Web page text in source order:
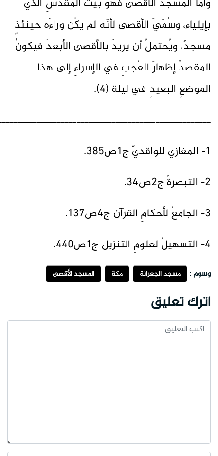
وأمّا المسجدُ الأقصى فهوَ بيتُ المقدسِ الذي
بإيلياء، وسُمّيَ الأقصى لأنّه لم يكُن وراءَه حينئذٍ
مسجدٌ، ويُحتملُ أن يريدَ بالأقصى الأبعدَ فيكونُ
المقصدُ إظهارَ العُجبِ في الإسراءِ إلى هذا
الموضعِ البعيدِ في ليلة (4).
1- المغازي للواقديّ ج1ص385.
2- التبصرةُ ج2ص34.
3- الجامعُ لأحكامِ القرآن ج4ص137.
4- التسهيلُ لعلومِ التنزيل ج1ص440.
وسوم : مسجد الجعرانة مكة المسجد الأقصى
اترك تعليق